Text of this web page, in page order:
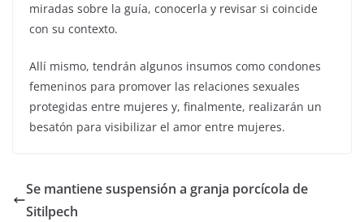
miradas sobre la guía, conocerla y revisar si coincide
con su contexto.
Allí mismo, tendrán algunos insumos como condones
femeninos para promover las relaciones sexuales
protegidas entre mujeres y, finalmente, realizarán un
besatón para visibilizar el amor entre mujeres.
Se mantiene suspensión a granja porcícola de
Sitilpech